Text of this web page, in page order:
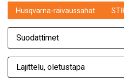
Husqvarna-raivaussahat
Suodattimet